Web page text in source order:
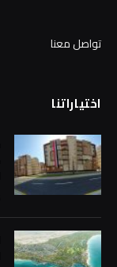
تواصل معنا
اختياراتنا